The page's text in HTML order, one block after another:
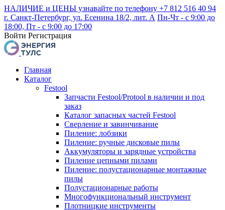
НАЛИЧИЕ и ЦЕНЫ узнавайте по телефону +7 812 516 40 94
г. Санкт-Петербург, ул. Есенина 18/2, лит. А Пн-Чт - с 9:00 до
18:00, Пт - с 9:00 до 17:00
Войти Регистрация
Главная
Каталог
Festool
Запчасти Festool/Protool в наличии и под
заказ
Каталог запасных частей Festool
Сверление и завинчивание
Пиление: лобзики
Пиление: ручные дисковые пилы
Аккумуляторы и зарядные устройства
Пиление цепными пилами
Пиление: полустационарные монтажные
пилы
Полустационарные работы
Многофункциональный инструмент
Плотницкие инструменты